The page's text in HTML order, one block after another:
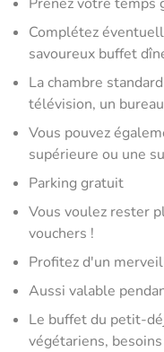
Complétez
savoureux buffet
La chambre
télévision, un
Vous pouvez
supérieure ou une
Parking gratuit
Vous voulez rester
vouchers !
Profitez d'un
Aussi valable
Le buffet du petit-
végétariens,